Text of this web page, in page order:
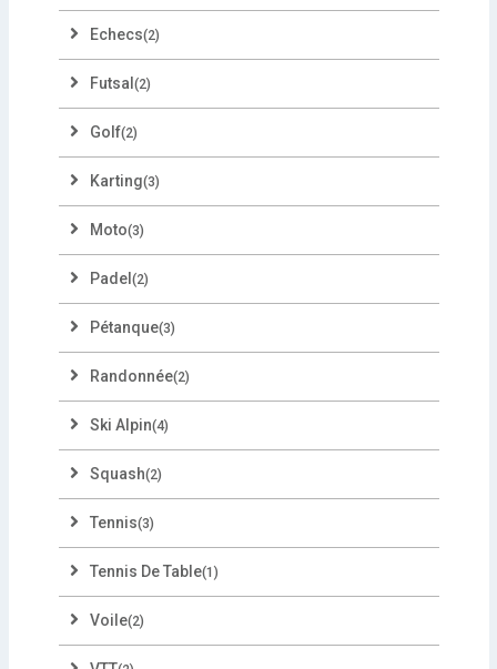
Echecs(2)
Futsal (2)
Golf(2)
Karting(3)
Moto(3)
Padel (2)
Pétanque(3)
Randonnée(2)
Ski Alpin(4)
Squash(2)
Tennis(3)
Tennis De Table(1)
Voile(2)